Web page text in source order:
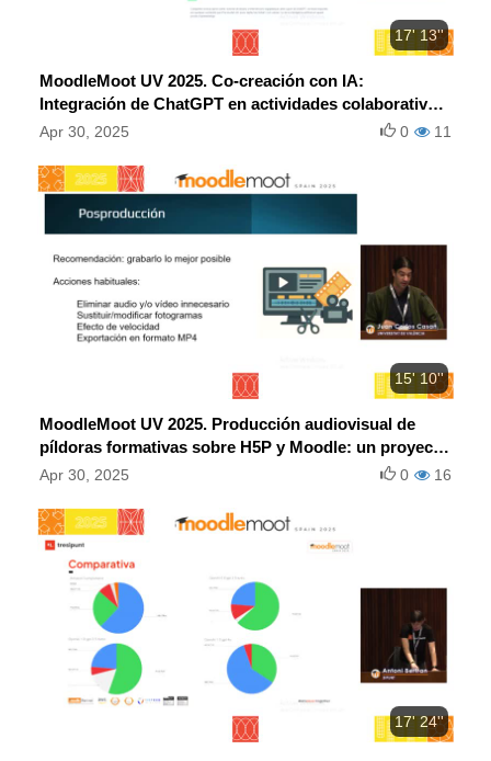
17' 13''
MoodleMoot UV 2025. Co-creación con IA:
Integración de ChatGPT en actividades colaborativas
en Moodle para potenciar la creatividad del
Apr 30, 2025 11
0
15' 10''
MoodleMoot UV 2025. Producción audiovisual de
píldoras formativas sobre H5P y Moodle: un proyecto
de innovación en la UV.
Apr 30, 2025 16
0
17' 24''